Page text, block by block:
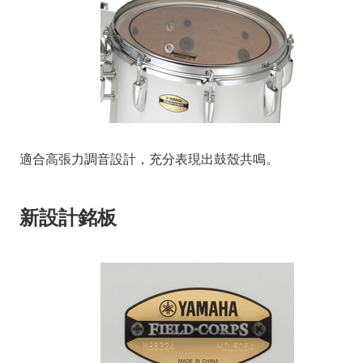
適合高張力調音設計，充分表現出鼓殼共鳴。
新設計銘板